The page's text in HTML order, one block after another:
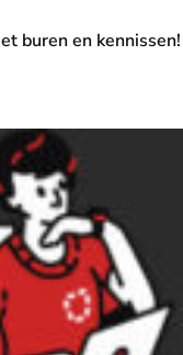
buren en kennissen!